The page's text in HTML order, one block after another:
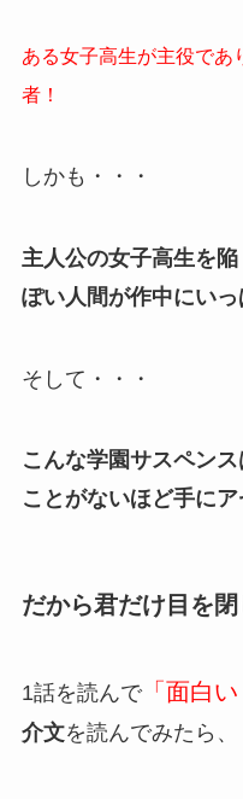
ある女子高生が主役であ
者！
しかも・・・
主人公の女子高生を
ぽい人間が作中にいっ
そして・・・
こんな学園サスペン
ことがないほど手にア
だから君だけ目を
1話を読んで「面白い
介文を読んでみたら、